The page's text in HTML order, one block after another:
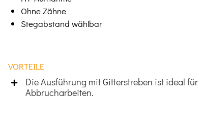
Ohne Zähne
Stegabstand wählbar
VORTEILE
Die Ausführung mit Gitterstreben ist ideal für
Abbrucharbeiten.